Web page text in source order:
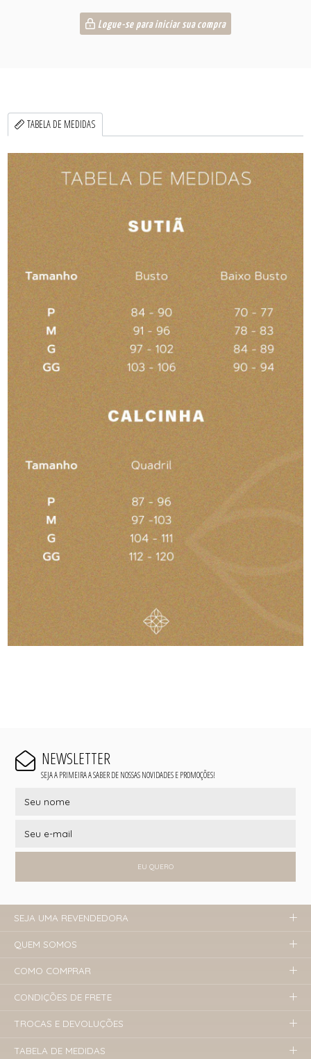
Logue-se para iniciar sua compra
TABELA DE MEDIDAS
NEWSLETTER
SEJA A PRIMEIRA A SABER DE NOSSAS NOVIDADES E PROMOÇÕES!
EU QUERO
SEJA UMA REVENDEDORA
QUEM SOMOS
COMO COMPRAR
CONDIÇÕES DE FRETE
TROCAS E DEVOLUÇÕES
TABELA DE MEDIDAS